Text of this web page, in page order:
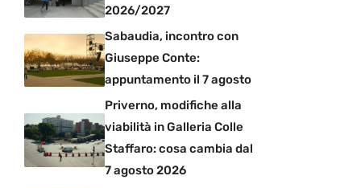
2026/2027
Sabaudia, incontro con
Giuseppe Conte:
appuntamento il 7 agosto
Priverno, modifiche alla
viabilità in Galleria Colle
Staffaro: cosa cambia dal
7 agosto 2026